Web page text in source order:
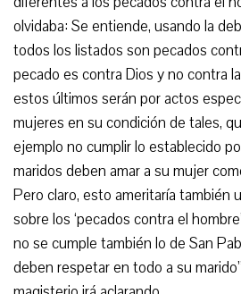
olvidaba: Se entiende, usando la
todos los listados son pecados
pecado es contra Dios y no contra
estos últimos serán por actos
mujeres en su condición de tales,
ejemplo no cumplir lo establecido
maridos deben amar a su mujer
Pero claro, esto ameritaría también
sobre los ‘pecados contra el
no se cumple también lo de San
deben respetar en todo a su